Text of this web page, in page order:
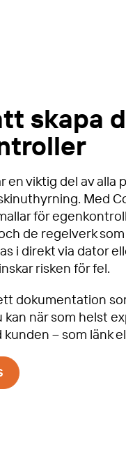
skapa
en viktig del av alla
Med
för
de regelverk
i direkt via dator
risken för fel.
dokumentation
kan när som helst
– som länk